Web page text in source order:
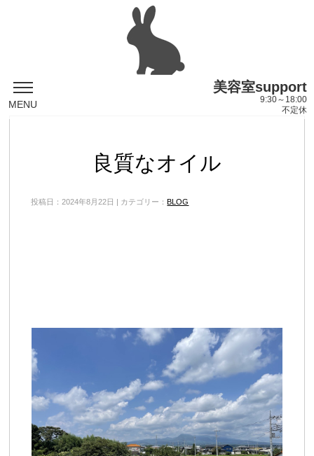
MENU
美容室support
9:30～18:00
不定休
良質なオイル
投稿日：2024年8月22日 | カテゴリー：BLOG